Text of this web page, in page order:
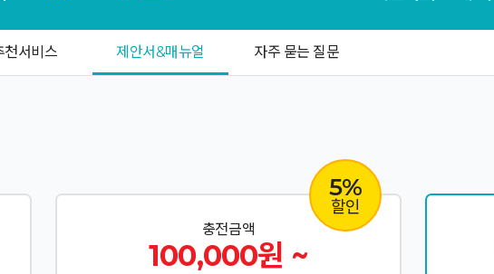
도메인 등 이용중인데 일단 궁금하거나 이상한 것들을 문의하면 빠르게 잘 답변해줍니다~!
도메인 웹메일 SMS 등 이용하고 있는데 전부 잘 이용하고 있습니다. 다만 서비스 집중과 축소(삭제)로 인해 웹메일을 다른 ...
세상 어디에도 없는 MSSQL
가격은 그대로, 혜택은 한 번 더! kr/한국
신규가입 고객 전
내 사이트 위험
세상 어디에도 없는 MSSQL
천서비스 제안서&매뉴얼 자주 묻는 질문
5%
할인
충전금액
100,000원 ~